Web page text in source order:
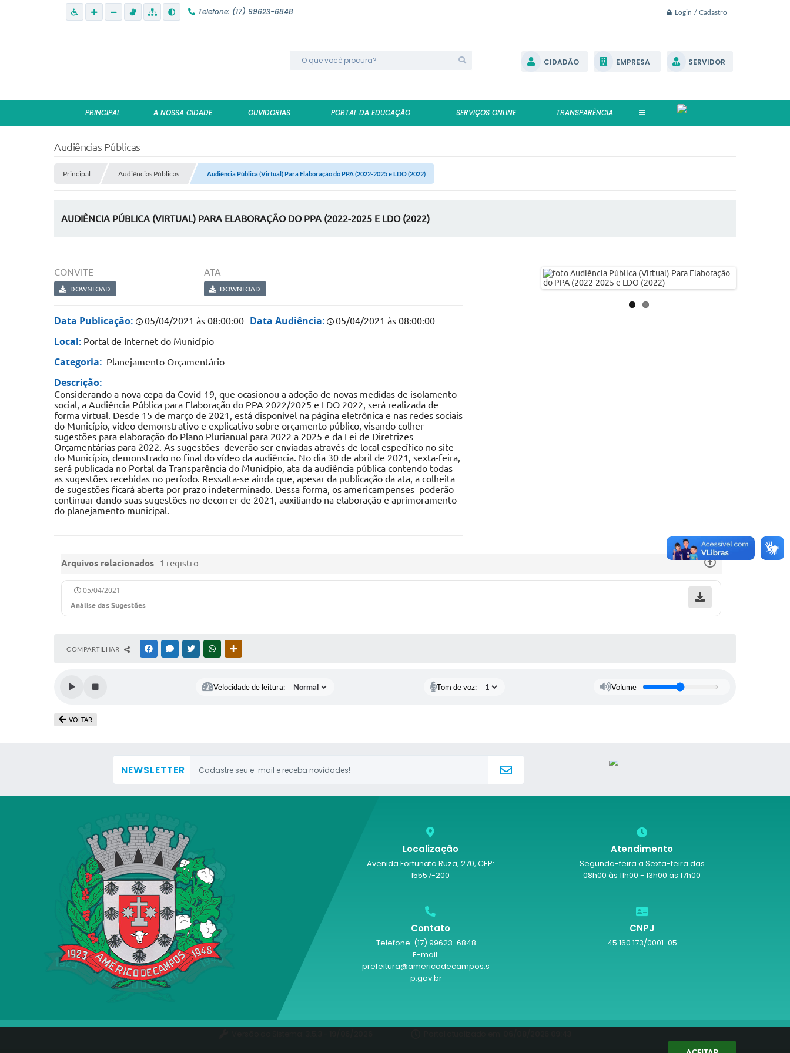
Login / Cadastro
Telefone: (17) 99623-6848
CIDADÃO EMPRESA SERVIDOR
PRINCIPAL A NOSSA CIDADE OUVIDORIAS PORTAL DA EDUCAÇÃO SERVIÇOS ONLINE TRANSPARÊNCIA
Audiências Públicas
Principal Audiências Públicas Audiência Pública (Virtual) Para Elaboração do PPA (2022-2025 e LDO (2022)
AUDIÊNCIA PÚBLICA (VIRTUAL) PARA ELABORAÇÃO DO PPA (2022-2025 E LDO (2022)
CONVITE
DOWNLOAD
ATA
DOWNLOAD
Data Publicação: 05/04/2021 às 08:00:00 Data Audiência: 05/04/2021 às 08:00:00
Local: Portal de Internet do Município
Categoria: Planejamento Orçamentário
Descrição:
Considerando a nova cepa da Covid-19, que ocasionou a adoção de novas medidas de isolamento
social, a Audiência Pública para Elaboração do PPA 2022/2025 e LDO 2022, será realizada de
forma virtual. Desde 15 de março de 2021, está disponível na página eletrônica e nas redes sociais
do Município, vídeo demonstrativo e explicativo sobre orçamento público, visando colher
sugestões para elaboração do Plano Plurianual para 2022 a 2025 e da Lei de Diretrizes
Orçamentárias para 2022. As sugestões deverão ser enviadas através de local específico no site
do Município, demonstrado no final do vídeo da audiência. No dia 30 de abril de 2021, sexta-feira,
será publicada no Portal da Transparência do Município, ata da audiência pública contendo todas
as sugestões recebidas no período. Ressalta-se ainda que, apesar da publicação da ata, a colheita
de sugestões ficará aberta por prazo indeterminado. Dessa forma, os americampenses poderão
continuar dando suas sugestões no decorrer de 2021, auxiliando na elaboração e aprimoramento
do planejamento municipal.
Arquivos relacionados- 1 registro
05/04/2021
Análise das Sugestões
COMPARTILHAR FACEBOOKMESSENGER
TWITTERWHATSAPP
Velocidade de leitura: Tom de voz: Volume
VOLTAR
NEWSLETTER
Atendimento
Segunda-feira a Sexta-feira das
08h00 às 11h00 - 13h00 às 17h00
CNPJ
45.160.173/0001-05
Localização
Avenida Fortunato Ruza, 270, CEP:
15557-200
Contato
Telefone: (17) 99623-6848
E-mail:
prefeitura@americodecampos.s
p.gov.br